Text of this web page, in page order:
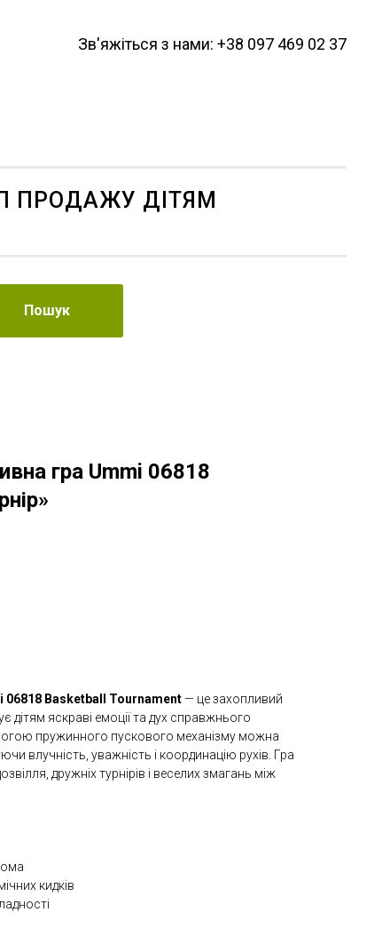
Зв'яжіться з нами: +38 097 469 02 37
ПРОДАЖУ ДІТЯМ
Пошук
гра Ummi 06818
06818 Basketball Tournament— це захопливий
дітям яскраві емоції та дух справжнього
пружинного пускового механізму можна
влучність, уважність і координацію рухів. Гра
дружніх турнірів і веселих змагань між
кидків